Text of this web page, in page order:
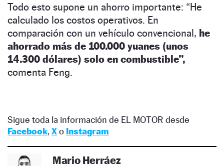
Todo esto supone un ahorro importante: “He
calculado los costos operativos. En
comparación con un vehículo convencional, he
ahorrado más de 100.000 yuanes (unos
14.300 dólares) solo en combustible”,
comenta Feng.
Sigue toda la información de EL MOTOR desde
Facebook, Xo Instagram
Mario Herráez